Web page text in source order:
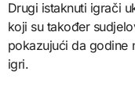
Drugi istaknuti igrači
koji su također
pokazujući da godine
igri.